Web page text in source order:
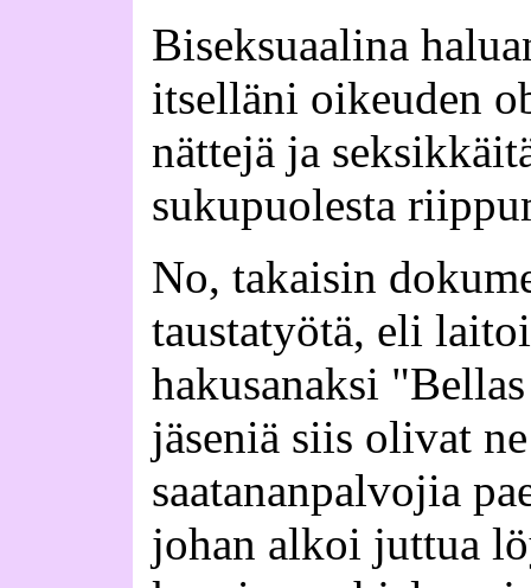
Biseksuaalina
itselläni oikeuden
nättejä ja
sukupuolesta
No, takaisin
taustatyötä, eli
hakusanaksi
jäseniä siis olivat
saatananpalvojia
johan alkoi juttua